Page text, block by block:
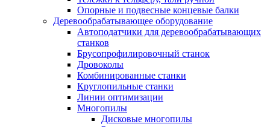
Опорные и подвесные концевые балки
Деревообрабатывающее оборудование
Автоподатчики для деревообрабатывающих
станков
Брусопрофилировочный станок
Дровоколы
Комбинированные станки
Круглопильные станки
Линии оптимизации
Многопилы
Дисковые многопилы